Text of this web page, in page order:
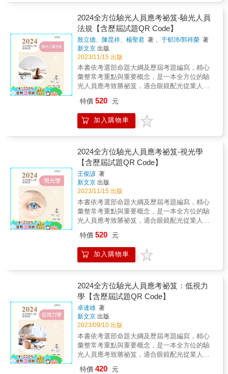
負關鍵，所以應該要選擇收錄大量試題的參考
書，本書所收錄的歷屆試題的年度可說坊間所
有參考書籍中數量最多的。藉由實際的大範圍
考題，可自我檢視學習成效。建議務必熟讀一
到十七章，先寫過後再對答案，錯誤的題目亦
可先自行思考，若真的沒辦法再參考解析，針
對弱點加強複習。如此才能有效地完成自我複
習、精進的考試目標。& & 《工業衛生概論過
關寶典》& ◎重點式考題彙整，輕鬆掌握高分
關鍵& 取得工業安全技師證照是許多人的夢
考試內容，往往讓人不知該如何是好；作者有
鑑於此，以自身考照經驗，精心彙整了歷屆與
具有代表性考題，並且加以分門別類精闢解
析，整理出十五章，章章切合考試主題，讓你
輕鬆掌握得分關鍵！& & ◎豐富圖表解說，完
整建立知識體系& 本書除了以系統化的方式將
許多試題分門別類整理成章以外，在內容陳述
上，更是以圖解、表格的方式呈現，相較於坊
間常見的單純文字敘述，內容枯燥乏味，閱讀
起來又抽象難懂，只能靠硬背的方式來記憶，
而本書隨文加入圖表比對，讓你的概念更加具
體，而圖表容易理解，不僅可完整建立知識體
師精心解析，強化實力更有效率& 作者以自身
考照經驗，統整歷年專技、高考的工業安全技
師考題外，另收錄了許多相關的精選試題，試
去自己四處蒐集考題與找尋解析的困擾，並能
幫助你吸收相關概念，輕鬆掌握出題重點，遇
到各類題型也能從容答題。& & 《人因工程過
關寶典》& ◎經典申論題薈萃，脈絡條理分
明！& 國內就業市場競爭日趨激烈的今天，唯
有通過國家考試及取得技能檢定證照，才是求
職唯一的保障；且政府現階段急切推展「職業
證照制度」，未來求職必須具備合格證照，才
能找到一份理想的工作。有鑑於此，筆者將國
內專家學者之論述及個人之實務經驗加以重新
面，均附有精選試題演練，幫助各位熟悉題型
外，更可以慢慢累積解題的方法、速度等，幫
助各位了解自己對該章節的了解度。三、考前
複習及模擬參加任何考試皆然，一定要在考前
一個半月的時間內，挪出一至二星期的時間，
快速的複習重點，並配合試題來模擬演練，以
讓自己的記憶保持在最佳狀態。總而言之，只
有計畫性的讀書計畫，並持之以恆，才能得到
勝利的甜美果實，祝各位你金榜題名。＊＊＊
＊有疑問想要諮詢嗎？歡迎在「LINE首頁」搜
尋「千華」官方帳號，並按下加入好友，無論
是考試日期、教材推薦、解題疑問等，都能得
到滿意的服務。我們提供專人諮詢互動，更能
時時掌握考訊及優惠活動！
明，確實掌握命題方針。各章章末精選歷屆考
題及解答，並解析相關概念，使讀者能融會貫
通，舉一反三。各章以星星符號代表歷屆考題
出題比例，數目越多代表出題比例越高，最多5
顆，以供讀者備考參酌。 書中以QR Code提供
讀者掃描下載歷屆試題題庫，以供應考複習所
需，還可掌握最新命題趨勢，是一本全方位驗
光人員應考致勝祕笈。 2024年版特別收錄最新
112年的專技驗光人員高考考題，適合眼鏡配光
從業人員及視光相關科系學生準備應考驗光人
2024全方位驗光人員應考祕笈-驗光人員
法規【含歷屆試題QR Code】
殷立德、陳昆祥、楊聖君 著 、于郁沛/郭祥榮 著
新文京 出版
2023/11/15 出版
本書依考選部命題大綱及歷屆考題編寫，精心
彙整常考重點與重要概念，是一本全方位的驗
光人員應考致勝祕笈，適合眼鏡配光從業人員
作者教學與實務經驗豐富，編寫本書學習架構
完整，包括：本章大綱、重點整理、隨文例題
（含專家闢析）及題庫練習（歷屆考題及專家
明，確實掌握命題方針。各章章末精選歷屆考
題及解答，並解析相關概念，使讀者能融會貫
通，舉一反三。各章以星星符號代表歷屆考題
出題比例，數目越多代表出題比例越高，最多5
顆，以供讀者備考參酌。 書中以QR Code提供
讀者掃描下載歷屆試題題庫，以供應考複習所
需，還可掌握最新命題趨勢，是一本全方位驗
光人員應考致勝祕笈。 2024年版特別收錄最新
112年的專技驗光人員高考考題，適合眼鏡配光
從業人員及視光相關科系學生準備應考驗光人
特價 520 元
加入購物車
2024全方位驗光人員應考祕笈-視光學
【含歷屆試題QR Code】
王俊諺 著
新文京 出版
2023/11/15 出版
本書依考選部命題大綱及歷屆考題編寫，精心
彙整常考重點與重要概念，是一本全方位的驗
光人員應考致勝祕笈，適合眼鏡配光從業人員
作者教學與實務經驗豐富，編寫本書學習架構
完整，包括：本章大綱、重點整理、隨文例題
（含專家闢析）及題庫練習（歷屆考題及專家
明，確實掌握命題方針。各章章末精選歷屆考
題及解答，並解析相關概念，使讀者能融會貫
通，舉一反三。各章以星星符號代表歷屆考題
出題比例，數目越多代表出題比例越高，最多5
顆，以供讀者備考參酌。 書中以QR Code提供
讀者掃描下載歷屆試題題庫，以供應考複習所
需，還可掌握最新命題趨勢，是一本全方位驗
光人員應考致勝祕笈。 2024年版特別收錄最新
112年的專技驗光人員高考考題，適合眼鏡配光
從業人員及視光相關科系學生準備應考驗光人
特價 520 元
加入購物車
2024全方位驗光人員應考祕笈：低視力
學【含歷屆試題QR Code】
卓達雄 著
新文京 出版
2023/09/10 出版
本書依考選部命題大綱及歷屆考題編寫，精心
彙整常考重點與重要概念，是一本全方位的驗
光人員應考致勝祕笈，適合眼鏡配光從業人員
特價 420 元